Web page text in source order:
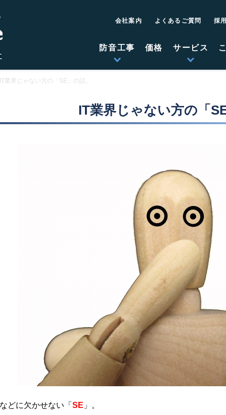
会社案内 よくあるご質問 採
防音工事 価格 サービス
IT業界じゃない方の「SE」の話。
IT業界じゃない方の「SE
どに欠かせない「 SE 」。